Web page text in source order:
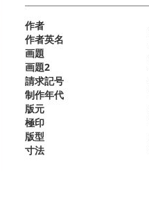
作者
作者英名
画題
画題2
請求記号
制作年代
版元
極印
版型
寸法